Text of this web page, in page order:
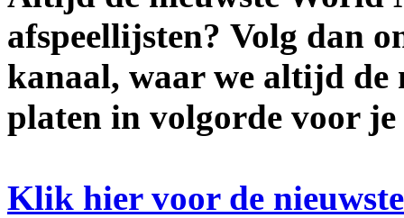
afspeellijsten? Volg dan
kanaal, waar we altijd
platen in volgorde voor je
Klik hier voor de